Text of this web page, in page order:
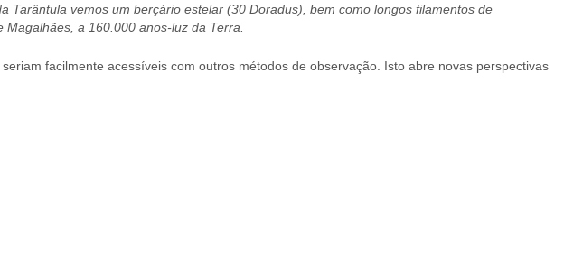
vemos um berçário estelar (30 Doradus), bem como longos filamentos de
a 160.000 anos-luz da Terra.
facilmente acessíveis com outros métodos de observação. Isto abre novas perspectivas